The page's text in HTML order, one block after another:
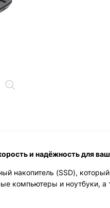
и надёжность для
накопитель (SSD),
компьютеры и ноутбуки,